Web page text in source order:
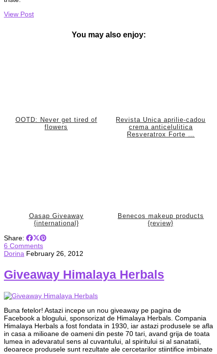
View Post
You may also enjoy:
OOTD: Never get tired of
flowers
Revista Unica aprilie-cadou
crema anticelulitica
Resveratrox Forte …
Oasap Giveaway
{international}
Benecos makeup products
{review}
Share:
6 Comments
Dorina February 26, 2012
Giveaway Himalaya Herbals
Buna fetelor! Astazi incepe un nou giveaway pe pagina de
Facebook a blogului, sponsorizat de Himalaya Herbals. Compania
Himalaya Herbals a fost fondata in 1930, iar astazi produsele se afla
in casa a milioane de oameni din peste 70 tari, avand grija de toata
lumea in adevaratul sens al cuvantului, al spiritului si al sanatatii,
deoarece produsele sunt rezultate ale cercetarilor stiintifice imbinate